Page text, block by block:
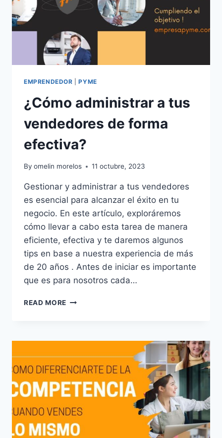
EMPRENDEDOR |PYME
¿Cómo administrar a tus
vendedores de forma
efectiva?
By omelin morelos 11 octubre, 2023
Gestionar y administrar a tus vendedores
es esencial para alcanzar el éxito en tu
negocio. En este artículo, exploráremos
cómo llevar a cabo esta tarea de manera
eficiente, efectiva y te daremos algunos
tips en base a nuestra experiencia de más
de 20 años . Antes de iniciar es importante
que es para nosotros cada…
READ MORE ¿CÓMO
VENDEDORES
EFECTIVA?